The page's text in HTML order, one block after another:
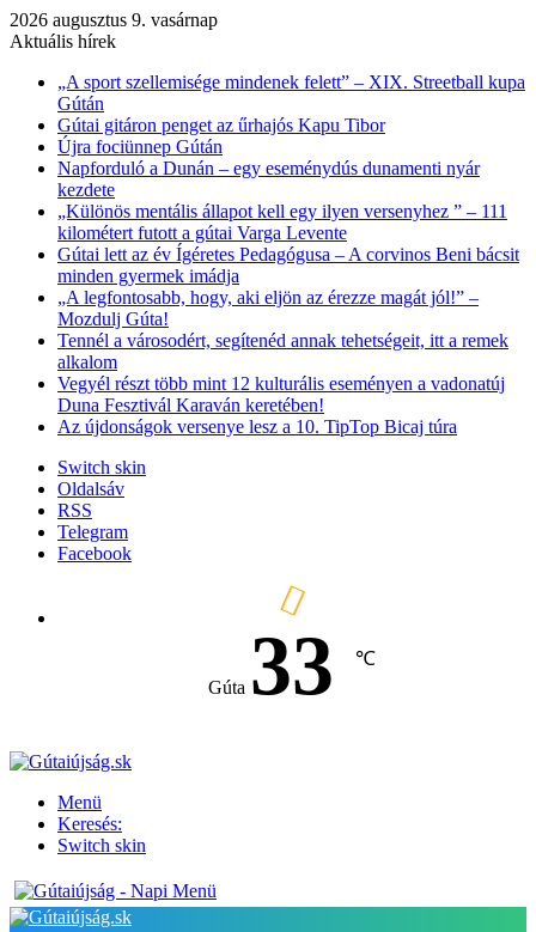
2026 augusztus 9. vasárnap
Aktuális hírek
„A sport szellemisége mindenek felett” – XIX. Streetball kupa
Gútán
Gútai gitáron penget az űrhajós Kapu Tibor
Újra fociünnep Gútán
Napforduló a Dunán – egy eseménydús dunamenti nyár
kezdete
„Különös mentális állapot kell egy ilyen versenyhez ” – 111
kilométert futott a gútai Varga Levente
Gútai lett az év Ígéretes Pedagógusa – A corvinos Beni bácsit
minden gyermek imádja
„A legfontosabb, hogy, aki eljön az érezze magát jól!” –
Mozdulj Gúta!
Tennél a városodért, segítenéd annak tehetségeit, itt a remek
alkalom
Vegyél részt több mint 12 kulturális eseményen a vadonatúj
Duna Fesztivál Karaván keretében!
Az újdonságok versenye lesz a 10. TipTop Bicaj túra
Switch skin
Oldalsáv
RSS
Telegram
Facebook
Gúta 33 ℃
Menü
Keresés:
Switch skin